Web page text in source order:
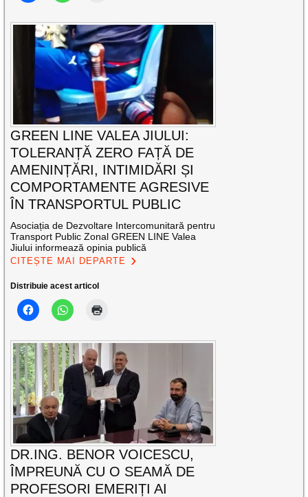
GREEN LINE VALEA JIULUI:
TOLERANȚĂ ZERO FAȚĂ DE
AMENINȚĂRI, INTIMIDĂRI ȘI
COMPORTAMENTE AGRESIVE
ÎN TRANSPORTUL PUBLIC
Asociația de Dezvoltare Intercomunitară pentru
Transport Public Zonal GREEN LINE Valea
Jiului informează opinia publică
CITEȘTE MAI DEPARTE
Distribuie acest articol
DR.ING. BENOR VOICESCU,
ÎMPREUNĂ CU O SEAMĂ DE
PROFESORI EMERIȚI AI